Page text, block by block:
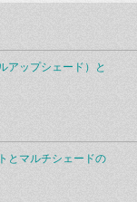
アップシェード）と
とマルチシェードの